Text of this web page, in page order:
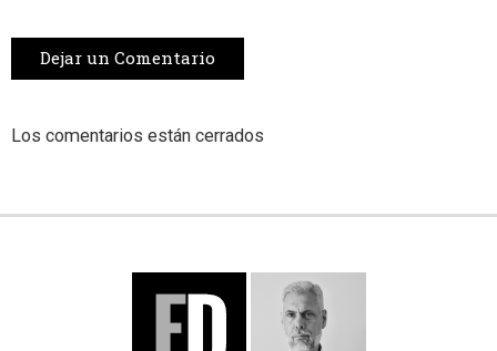
Dejar un Comentario
Los comentarios están cerrados